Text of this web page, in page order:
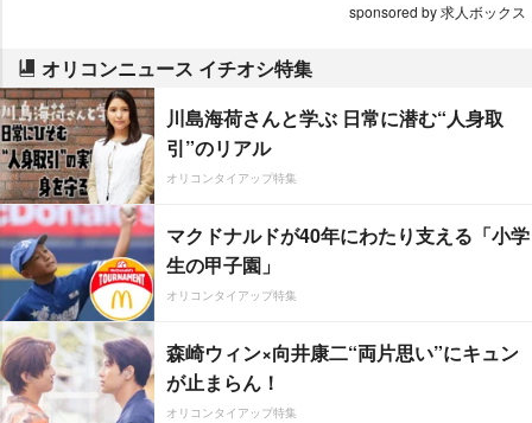
sponsored by 求人ボックス
オリコンニュース イチオシ特集
川島海荷さんと学ぶ 日常に潜む“人身取
引”のリアル
オリコンタイアップ特集
マクドナルドが40年にわたり支える「小学
生の甲子園」
オリコンタイアップ特集
森崎ウィン×向井康二“両片思い”にキュン
が止まらん！
オリコンタイアップ特集